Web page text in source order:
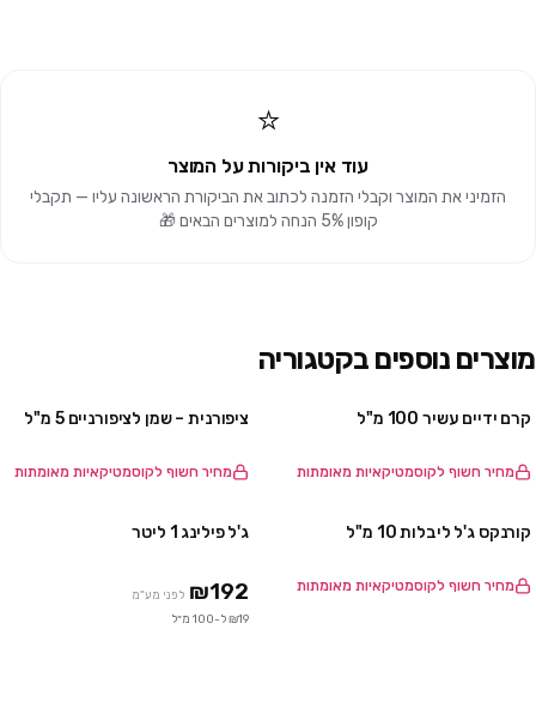
⭐
עוד אין ביקורות על המוצר
הזמיני את המוצר וקבלי הזמנה לכתוב את הביקורת הראשונה עליו — תקבלי
קופון 5% הנחה למוצרים הבאים 🎁
מוצרים נוספים בקטגוריה
קרם ידיים עשיר 100 מ"ל
מחיר חשוף לקוסמטיקאיות מאומתות
ציפורנית – שמן לציפורניים 5 מ"ל
מחיר חשוף לקוסמטיקאיות מאומתות
קורנקס ג'ל ליבלות 10 מ"ל
מחיר חשוף לקוסמטיקאיות מאומתות
ג'ל פילינג 1 ליטר
₪192 לפני מע"מ
₪19 ל-100 מ״ל